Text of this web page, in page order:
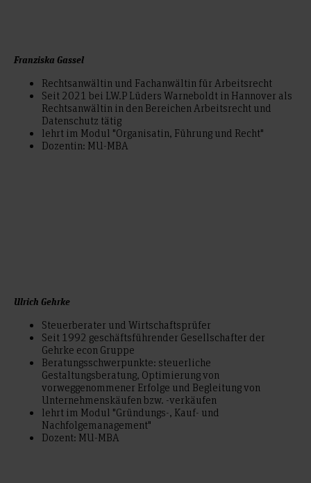
Franziska Gassel
Rechtsanwältin und Fachanwältin für Arbeitsrecht
Seit 2021 bei LW.P Lüders Warneboldt in Hannover als
Rechtsanwältin in den Bereichen Arbeitsrecht und
Datenschutz tätig
lehrt im Modul "Organisatin, Führung und Recht"
Dozentin: MU-MBA
Ulrich Gehrke
Steuerberater und Wirtschaftsprüfer
Seit 1992 geschäftsführender Gesellschafter der
Gehrke econ Gruppe
Beratungsschwerpunkte: steuerliche
Gestaltungsberatung, Optimierung von
vorweggenommener Erfolge und Begleitung von
Unternehmenskäufen bzw. -verkäufen
lehrt im Modul "Gründungs-, Kauf- und
Nachfolgemanagement"
Dozent: MU-MBA